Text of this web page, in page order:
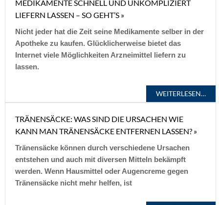
MEDIKAMENTE SCHNELL UND UNKOMPLIZIERT
LIEFERN LASSEN – SO GEHT’S »
Nicht jeder hat die Zeit seine Medikamente selber in der
Apotheke zu kaufen. Glücklicherweise bietet das
Internet viele Möglichkeiten Arzneimittel liefern zu
lassen.
WEITERLESEN…
TRÄNENSÄCKE: WAS SIND DIE URSACHEN WIE
KANN MAN TRÄNENSÄCKE ENTFERNEN LASSEN? »
Tränensäcke können durch verschiedene Ursachen
entstehen und auch mit diversen Mitteln bekämpft
werden. Wenn Hausmittel oder Augencreme gegen
Tränensäcke nicht mehr helfen, ist